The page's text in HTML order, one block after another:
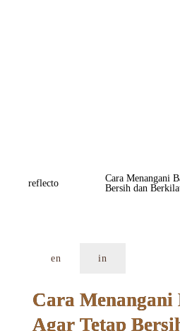
reflecto
Cara Menangani
Bersih dan
en in
Cara Menangani
Agar Tetap